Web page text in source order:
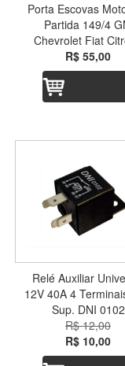
Porta Escovas
Partida 149/4
Chevrolet Fiat
R$ 55,00
Relé Auxiliar
12V 40A 4
Sup. DNI 0102
R$ 12,00
R$ 10,00